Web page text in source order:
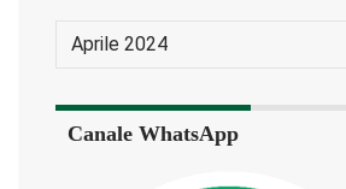
Canale WhatsApp